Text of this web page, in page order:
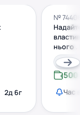
2д 6г
№
нього .
500
Час